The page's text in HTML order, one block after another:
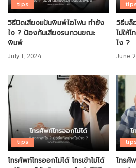
tips
วิธีปิดเสียงแป้นพิมพ์ไอโฟน ทำยัง
ไง ? ป้องกันเสียงรบกวนขณะ
พิมพ์
July 1, 2024
วิธีบล็
ไม่ให้
ไง ?
June
tips
โทรศัพท์โทรออกไม่ได้ โทรเข้าไม่ได้
โทรศั